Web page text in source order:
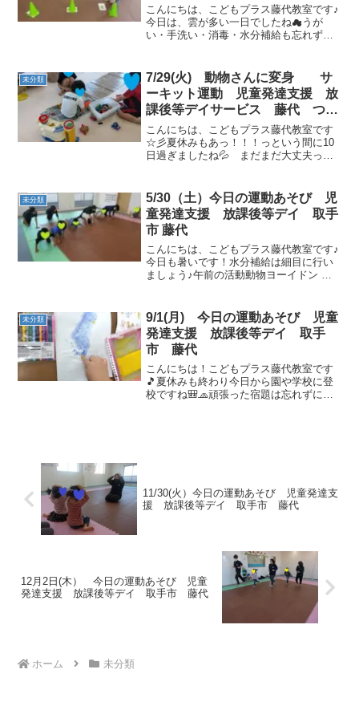
こんにちは、こどもプラス藤代教室です♪
今日は、雲が多い一日でしたね☁うが
い・手洗い・消毒・水分補給も忘れずに
動あそびが始まります♪ゴーストップで
は、タンバリンの音に合わ...
未分類
7/29(火) 動物さんに変身 サ
ーキット運動 児童発達支援 放
課後等デイサービス 藤代 つく
ば
こんにちは、こどもプラス藤代教室です
☆彡夏休みもあっ！！！っという間に10
日過ぎましたね💦 まだまだ大丈夫って
なお友達が沢山来てくれました😊 午前の
運動あそび🌈皆順番に...
未分類
5/30（土）今日の運動あそび 児
童発達支援 放課後等デイ 取手
市 藤代
こんにちは、こどもプラス藤代教室です♪
今日も暑いです！水分補給は細目に行い
ましょう♪午前の活動動物ヨーイドン み
スです♪サーキット運動フープジャンプ
足をそろえて両足...
未分類
9/1(月) 今日の運動あそび 児童
発達支援 放課後等デイ 取手
市 藤代
こんにちは！こどもプラス藤代教室です
🎵夏休みも終わり今日から園や学校に登
校ですね🎒🧢頑張った宿題は忘れずに持
11/30(火）今日の運動あそび 児童発達支
援 放課後等デイ 取手市 藤代
12月2日(木） 今日の運動あそび 児童
発達支援 放課後等デイ 取手市 藤代
ホーム 未分類